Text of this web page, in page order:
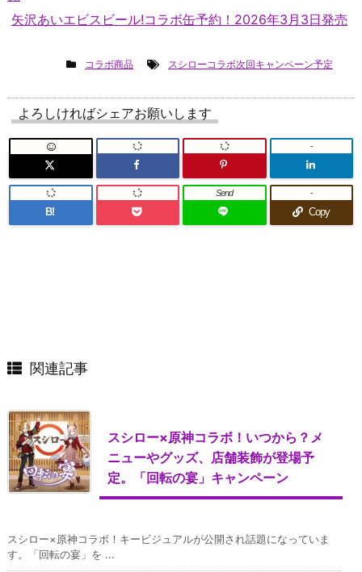
矢沢あいエビスビール!コラボ缶予約！2026年3月3日発売
コラボ商品 スシローコラボ次回キャンペーン予定
よろしければシェアお願いします
-
B!
Send
Copy
-
関連記事
スシロー×原神コラボ！いつから？メ
ニューやグッズ、店舗装飾が登場予
定。「回転の宴」キャンペーン
スシロー×原神コラボ！キービジュアルが公開され話題になっていま
す。「回転の宴」を ...